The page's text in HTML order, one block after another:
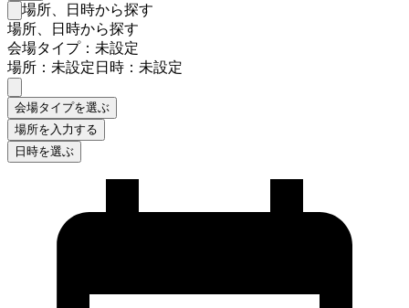
検索フォームを閉じる
場所、日時から探す
場所、日時から探す
会場タイプ：未設定
場所：未設定日時：未設定
会場タイプを選ぶ
場所を入力する
日時を選ぶ